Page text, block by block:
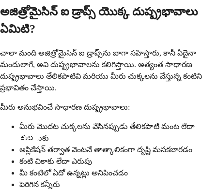
అజిత్రోమైసిన్ ఐ డ్రాప్స్ యొక్క దుష్ప్రభావాలు
ఏమిటి?
చాలా మంది అజిత్రోమైసిన్ ఐ డ్రాప్స్‌ను బాగా సహిస్తారు, కానీ ఏదైనా
మందులాగే, అవి దుష్ప్రభావాలను కలిగిస్తాయి. అత్యంత సాధారణ
దుష్ప్రభావాలు తేలికపాటివి మరియు మీరు చుక్కలను వేస్తున్న కంటిని
ప్రభావితం చేస్తాయి.
మీరు అనుభవించే సాధారణ దుష్ప్రభావాలు:
మీరు మొదట చుక్కలను వేసినప్పుడు తేలికపాటి మంట లేదా
ಕುಟుకు
అప్లికేషన్ తర్వాత వెంటనే తాత్కాలికంగా దృష్టి మసకబారడం
కంటి చికాకు లేదా ఎరుపు
మీ కంటిలో ఏదో ఉన్నట్లు అనిపించడం
పెరిగిన కన్నీరు